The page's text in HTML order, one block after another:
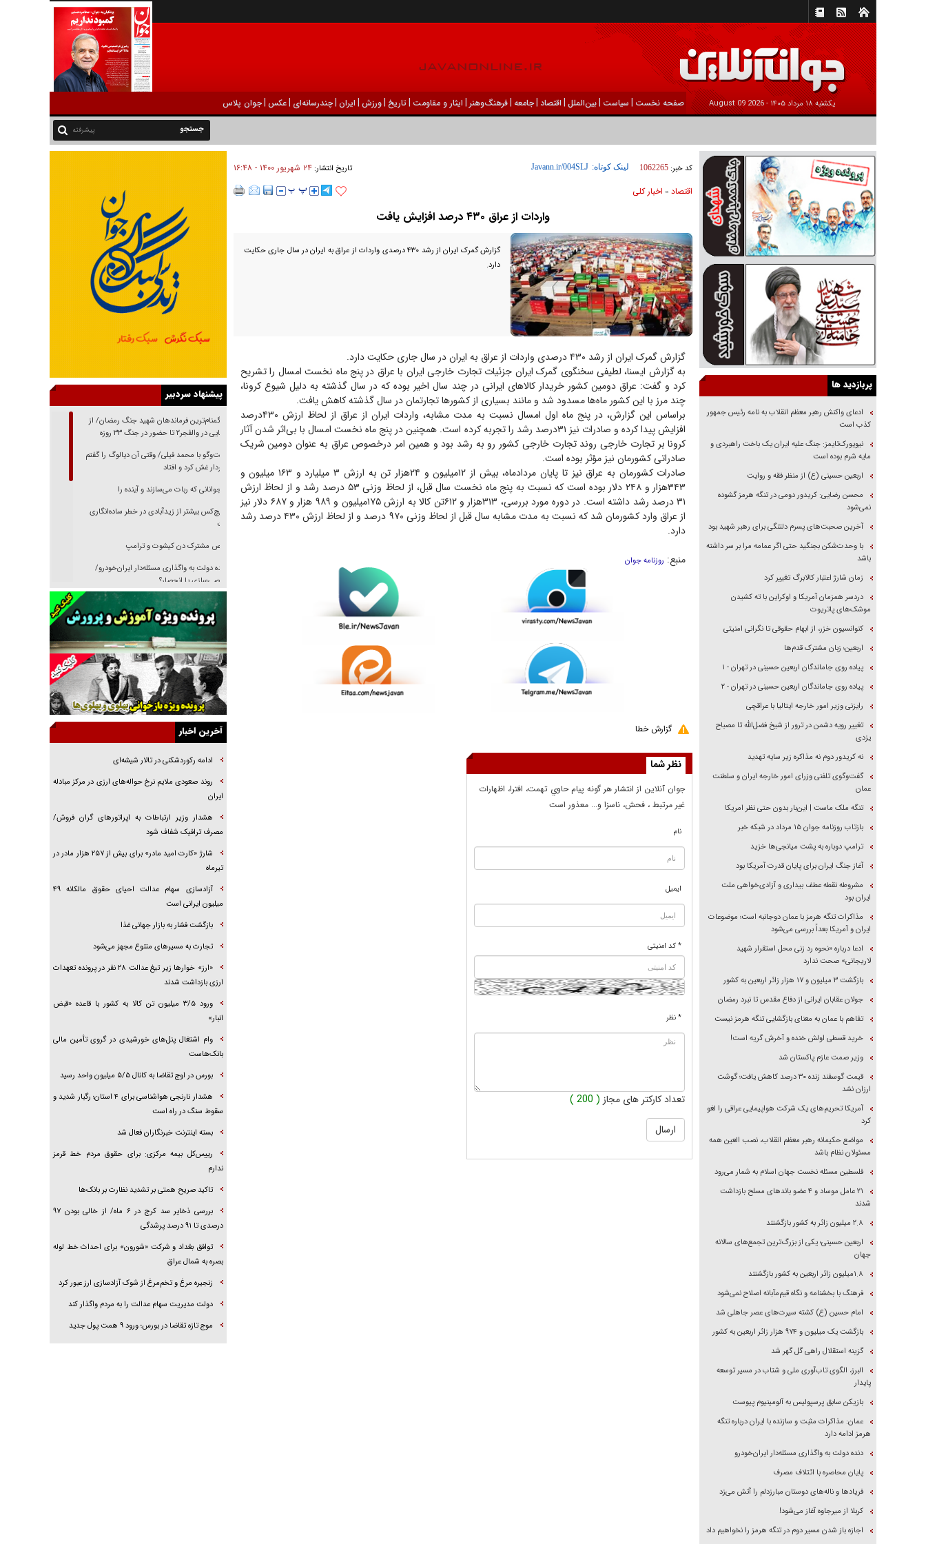
يکشنبه ۱۸ مرداد ۱۴۰۵ - 2026 August 09 صفحه نخست | سیاست |بين‌الملل | اقتصاد |جامعه |فرهنگ‌و‌هنر | ایثار و مقاومت |تاریخ |ورزش | ايران |چندرسانه‌ای |عکس |جوان پلاس
پیشرفته
کد خبر: 1062265 لینک کوتاه: تاریخ انتشار:۲۴ شهريور ۱۴۰۰ - ۱۶:۴۸
اقتصاد» اخبار کلی
واردات از عراق ۴۳۰ درصد افزایش یافت
گزارش گمرک ایران از رشد ۴۳۰ درصدی واردات از عراق به ایران در سال جاری حکایت
دارد.
گزارش گمرک ایران از رشد ۴۳۰ درصدی واردات از عراق به ایران در سال جاری حکایت دارد.
به گزارش ایسنا، لطیفی سخنگوی گمرک ایران جزئیات تجارت خارجی ایران با عراق در پنج ماه نخست امسال را تشریح
کرد و گفت: عراق دومین کشور خریدار کالا‌های ایرانی در چند سال اخیر بوده که در سال گذشته به دلیل شیوع کرونا،
چند مرز با این کشور ماه‌ها مسدود شد و مانند بسیاری از کشور‌ها تجارتمان در سال گذشته کاهش یافت.
براساس این گزارش، در پنج ماه اول امسال نسبت به مدت مشابه، واردات ایران از عراق از لحاظ ارزش ۴۳۰درصد
افزایش پیدا کرده و صادرات نیز ۳۱درصد رشد را تجربه کرده است. همچنین در پنج ماه نخست امسال با بی‌اثر شدن آثار
کرونا بر تجارت خارجی روند تجارت خارجی کشور رو به رشد بود و همین امر درخصوص عراق به عنوان دومین شریک
صادراتی کشورمان نیز مؤثر بوده است.
صادرات کشورمان به عراق نیز تا پایان مردادماه، بیش از ۱۲میلیون و ۲۴هزار تن به ارزش ۳ میلیارد و ۱۶۳ میلیون و
۳۴۳هزار و ۲۴۸ دلار بوده است که نسبت به پنج ماه نخست سال قبل، از لحاظ وزنی ۵۳ درصد رشد و از لحاظ ارزش
۳۱ درصد رشد داشته است. در دوره مورد بررسی، ۳۱۳هزار و ۶۱۲تن کالا به ارزش ۱۷۵میلیون و ۹۸۹ هزار و ۶۸۷ دلار نیز
از عراق وارد کشورمان شد که نسبت به مدت مشابه سال قبل از لحاظ وزنی ۹۷۰ درصد و از لحاظ ارزش ۴۳۰ درصد رشد
دارد.
منبع: روزنامه جوان
گزارش خطا
نظر شما
جوان آنلاين از انتشار هر گونه پيام حاوي تهمت، افترا، اظهارات
غير مرتبط ، فحش، ناسزا و... معذور است
نام
ایمیل
* کد امنیتی
* نظر
تعداد کارکتر های مجاز ( 200 )
پربازدید ها
ادعای واکنش رهبر معظم انقلاب به نامه رئیس جمهور
کذب است
نیویورک‌تایمز: جنگ علیه ایران یک باخت راهبردی و
مایه شرم بوده است
اربعین حسینی (ع) از منظر فقه و روایت
محسن رضایی: کریدور دومی در تنگه هرمز گشوده
نمی‌شود
آخرین صحبت‌های پسرم دلتنگی برای رهبر شهید بود
با وحدت‌شکن بجنگید حتی اگر عمامه مرا بر سر داشته
باشد
زمان شارژ اعتبار کالابرگ تغییر کرد
دردسر همزمان آمریکا و اوکراین با ته کشیدن
موشک‌های پاتریوت
کنوانسیون خزر، از ابهام حقوقی تا نگرانی امنیتی
اربعین؛ زبان مشترک قدم‌ها
پیاده روی جاماندگان اربعین حسینی در تهران - ۱
پیاده روی جاماندگان اربعین حسینی در تهران - ۲
رایزنی وزیر امور خارجه ایتالیا با عراقچی
تغییر رویه دشمن در ترور از شیخ فضل‌الله تا مصباح
یزدی
نه کریدور دوم نه مذاکره زیر سایه تهدید
گفت‌وگوی تلفنی وزرای امور خارجه ایران و سلطنت
عمان
تنگه ملک ماست | این‌بار بدون حتی نظر امریکا
بازتاب روزنامه جوان ۱۵ مرداد در شبکه خبر
ترامپ دوباره به پشت میانجی‌ها خزید
آغاز جنگ ایران برای پایان قدرت آمریکا بود
مشروطه نقطه عطف بیداری و آزادی‌خواهی ملت
ایران بود
مذاکرات تنگه هرمز با عمان دوجانبه است؛ موضوعات
ایران و آمریکا بعداً بررسی می‌شود
ادعا درباره «نحوه رد زنی محل استقرار شهید
لاریجانی» صحت ندارد
بازگشت ۳ میلیون و ۱۷ هزار زائر اربعین به کشور
جولان عقابان ایرانی از دفاع مقدس تا نبرد رمضان
تفاهم با عمان به معنای بازگشایی تنگه هرمز نیست
خرید قسطی اولش خنده و آخرش گریه است!
وزیر صمت عازم پاکستان شد
قیمت گوسفند زنده ۳۰ درصد کاهش یافت؛ گوشت
ارزان نشد
آمریکا تحریم‌های یک شرکت هواپیمایی عراقی را لغو
کرد
مواضع حکیمانه رهبر معظم انقلاب، نصب العین همه
مسئولان نظام باشد
فلسطین مسئله نخست جهان اسلام به شمار می‌رود
۲۱ عامل موساد و ۴ عضو باند‌های مسلح بازداشت
شدند
۲.۸ میلیون زائر به کشور بازگشتند
اربعین حسینی؛ یکی از بزرگ‌ترین تجمع‌های سالانه
جهان
۱.۸میلیون زائر اربعین به کشور بازگشتند
فرهنگ با بخشنامه و نگاه قیم‌مآبانه اصلاح نمی‌شود
امام حسین (ع) کشته سیرت‌های عصر جاهلی شد
بازگشت یک میلیون و ۹۷۴ هزار زائر اربعین به کشور
گزینه استقلال راهی گل گهر شد
البرز، الگوی تاب‌آوری ملی و شتاب در مسیر توسعه
پایدار
بازیکن سابق پرسپولیس به آلومینیوم پیوست
عمان: مذاکرات مثبت و سازنده با ایران درباره تنگه
هرمز ادامه دارد
دنده دولت به واگذاری مسئله‌دار ایران‌خودرو
پایان محاصره با ائتلاف مصرف
فریاد‌ها و ناله‌های دوستان مبارزدلم را آتش می‌زد
کربلا از میرجاوه آغاز می‌شود!
اجازه باز شدن مسیر دوم در تنگه هرمز را نخواهیم داد
پیشنهاد سردبیر
از گمنام‌ترین فرماندهان شهید جنگ رمضان/ از
شناسایی در والفجر۲ تا حضور در جنگ ۳۳ روزه
گفت‌وگو با محمد فیلی/ وقتی آن دیالوگ را گفتم
فیلمبردار غش کرد و افتاد
نوجوانانی که ربات می‌سازند و آینده را
هیچ‌کس بیشتر از زیدآبادی در خطر ساده‌انگاری
نیست
رقص مشترک دن کیشوت و ترامپ
دنده دولت به واگذاری مسئله‌دار ایران‌خودرو/
خصوصی‌سازی یا انحصار؟
غریزه‌ی بقا و آقای باقی و رفقا
جراحی‌های زیبایی با مدرک فوق‌دیپلم! + گفت‌وگو
با متهم
گفت‌وگو با همسر یکی از شهدای جنگ رمضان/
پیکر بی‌سر شهید را از انگشت‌های پا شناسایی کردیم
نسلی که آنلاین الگو می‌گیرد
گفت‌وگو با آیت‌الله جاودان/ جفای مخالفان مکانت
معنوی رهبر شهید را ارتقا می‌داد
قصه ناتمام سرویس مدارس
آیا مقاومت فلسطین خلع‌سلاح می‌شود؟
آخرین اخبار
ادامه رکوردشکنی در تالار شیشه‌ای
روند صعودی ملایم نرخ حواله‌های ارزی در مرکز مبادله
ایران
هشدار وزیر ارتباطات به اپراتورهای گران فروش/
مصرف ترافیک شفاف شود
شارژ «کارت امید مادر» برای بیش از ۲۵۷ هزار مادر در
تیرماه
آزادسازی سهام عدالت احیای حقوق مالکانه ۴۹
میلیون ایرانی است
بازگشت فشار به بازار جهانی غذا
تجارت به مسیر‌های متنوع مجهز می‌شود
«ارز» خوار‌ها زیر تیغ عدالت ۲۸ نفر در پرونده تعهدات
ارزی بازداشت شدند
ورود ۳/۵ میلیون تن کالا به کشور با قاعده «قبض
انبار»
وام اشتغال پنل‌های خورشیدی در گروی تأمین مالی
بانک‌هاست
بورس در اوج تقاضا به کانال ۵/۵ میلیون واحد رسید
هشدار نارنجی هواشناسی برای ۴ استان؛ رگبار شدید و
سقوط سنگ در راه است
بسته اینترنت خبرنگاران فعال شد
رییس‌کل بیمه مرکزی: برای حقوق مردم خط قرمز
ندارم
تاکید صریح همتی بر تشدید نظارت بر بانک‌ها
بررسی ذخایر سد کرج در ۶ ماه/ از خالی بودن ۹۷
درصدی تا ۹۱ درصد پرشدگی
توافق بغداد و شرکت «شورون» برای احداث خط لوله
بصره به شمال عراق
زنجیره مرغ و تخم‌مرغ از شوک آزادسازی ارز عبور کرد
دولت مدیریت سهام عدالت را به مردم واگذار کند
موج تازه تقاضا در بورس؛ ورود ۹ همت پول جدید